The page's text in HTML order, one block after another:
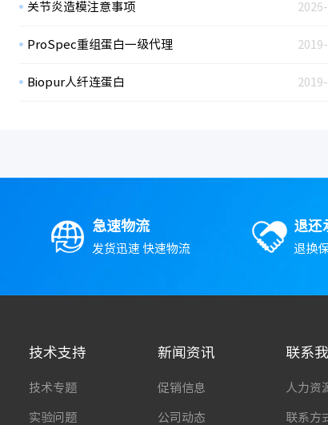
关节炎造模注意事项
ProSpec重组蛋白一级代理
Biopur人纤连蛋白
急速物流
发货迅速 快速物流
退还
退换
技术支持
技术专题
实验问题
新闻资讯
促销信息
公司动态
联系
人力资
联系方